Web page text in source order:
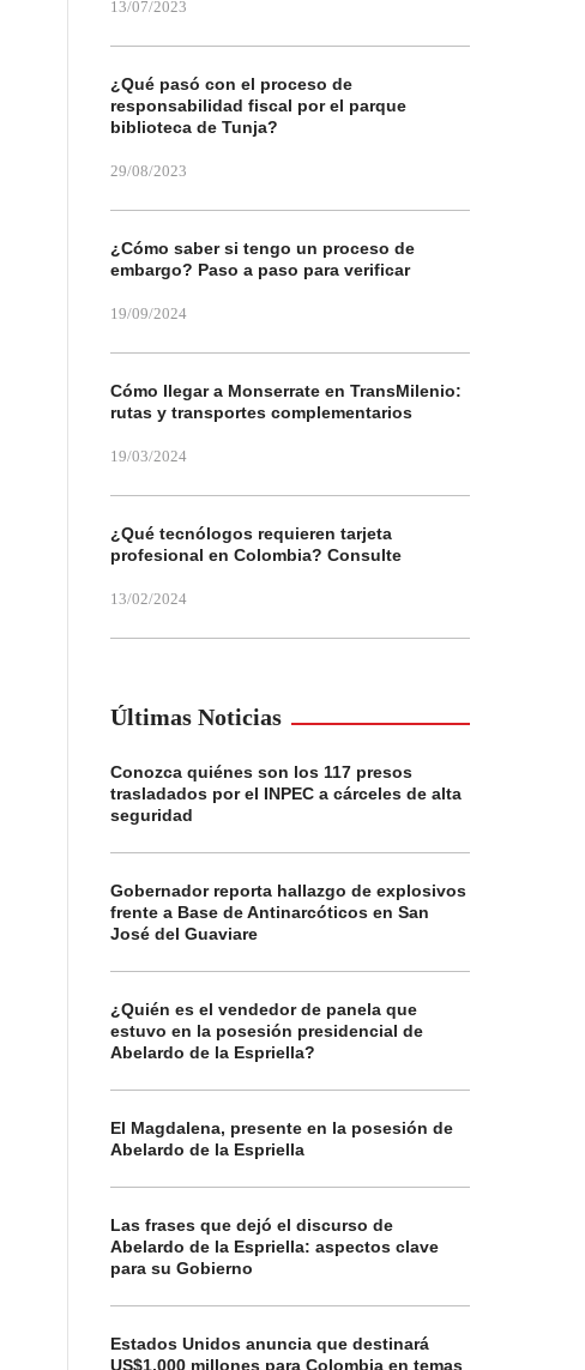
13/07/2023
¿Qué pasó con el proceso de
responsabilidad fiscal por el parque
biblioteca de Tunja?
29/08/2023
¿Cómo saber si tengo un proceso de
embargo? Paso a paso para verificar
19/09/2024
Cómo llegar a Monserrate en TransMilenio:
rutas y transportes complementarios
19/03/2024
¿Qué tecnólogos requieren tarjeta
profesional en Colombia? Consulte
13/02/2024
Últimas Noticias
Conozca quiénes son los 117 presos
trasladados por el INPEC a cárceles de alta
seguridad
Gobernador reporta hallazgo de explosivos
frente a Base de Antinarcóticos en San
José del Guaviare
¿Quién es el vendedor de panela que
estuvo en la posesión presidencial de
Abelardo de la Espriella?
El Magdalena, presente en la posesión de
Abelardo de la Espriella
Las frases que dejó el discurso de
Abelardo de la Espriella: aspectos clave
para su Gobierno
Estados Unidos anuncia que destinará
US$1.000 millones para Colombia en temas